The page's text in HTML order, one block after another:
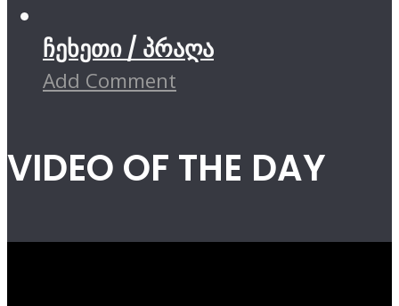
ჩეხეთი / პრაღა
Add Comment
VIDEO OF THE DAY